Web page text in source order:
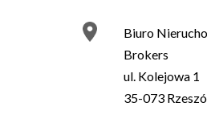
Biuro
Brokers
ul. Kolejowa 1
35-073